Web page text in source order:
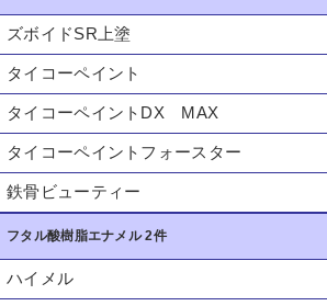
ズボイドSR上塗
タイコーペイント
タイコーペイントDX MAX
タイコーペイントフォースター
鉄骨ビューティー
フタル酸樹脂エナメル 2件
ハイメル